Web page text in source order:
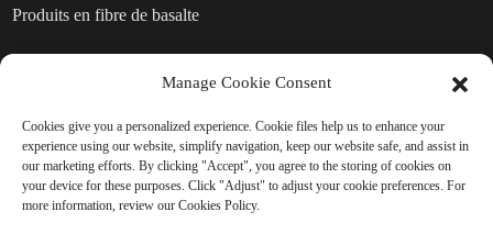
Produits en fibre de basalte
PRÊT À EN SAVOIR PLUS
Il n'y a rien de mieux que de voir le
Manage Cookie Consent
Cookies give you a personalized experience. Cookie files help us to enhance your
experience using our website, simplify navigation, keep our website safe, and assist in
our marketing efforts. By clicking "Accept", you agree to the storing of cookies on
your device for these purposes. Click "Adjust" to adjust your cookie preferences. For
more information, review our Cookies Policy.